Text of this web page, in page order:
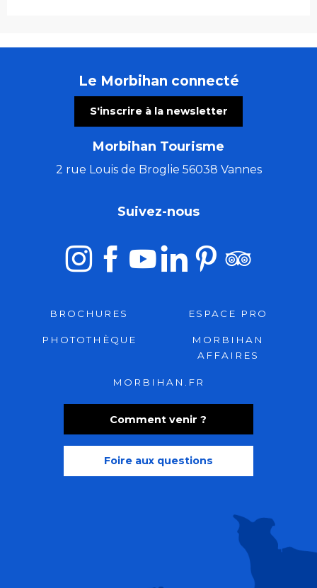
Le Morbihan connecté
S'inscrire à la newsletter
Morbihan Tourisme
2 rue Louis de Broglie 56038 Vannes
Comment venir ?
Foire aux questions
Suivez-nous
BROCHURES ESPACE PRO
PHOTOTHÈQUE
MORBIHAN
AFFAIRES
MORBIHAN.FR